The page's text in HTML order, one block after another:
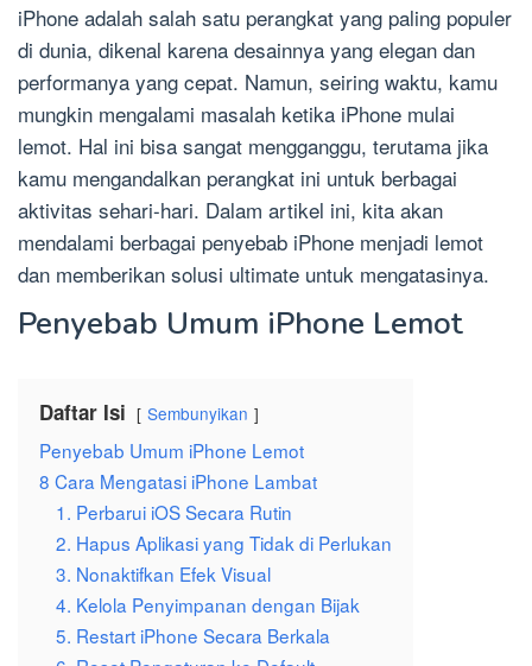
iPhone adalah salah satu perangkat yang paling populer
di dunia, dikenal karena desainnya yang elegan dan
performanya yang cepat. Namun, seiring waktu, kamu
mungkin mengalami masalah ketika iPhone mulai
lemot. Hal ini bisa sangat mengganggu, terutama jika
kamu mengandalkan perangkat ini untuk berbagai
aktivitas sehari-hari. Dalam artikel ini, kita akan
mendalami berbagai penyebab iPhone menjadi lemot
dan memberikan solusi ultimate untuk mengatasinya.
Penyebab Umum iPhone Lemot
Daftar Isi Sembunyikan
Penyebab Umum iPhone Lemot
8 Cara Mengatasi iPhone Lambat
1. Perbarui iOS Secara Rutin
2. Hapus Aplikasi yang Tidak di Perlukan
3. Nonaktifkan Efek Visual
4. Kelola Penyimpanan dengan Bijak
5. Restart iPhone Secara Berkala